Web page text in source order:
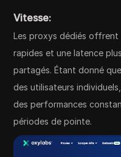
Vitesse:
Les proxys dédiés offrent
rapides et une latence
partagés. Étant donné
des utilisateurs
des performances
périodes de pointe.